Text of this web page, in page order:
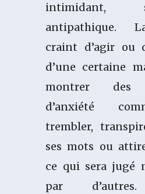
antipathique.
craint d’agir ou
d’une certaine
montrer des
d’anxiété
trembler,
ses mots ou
ce qui sera jugé
par